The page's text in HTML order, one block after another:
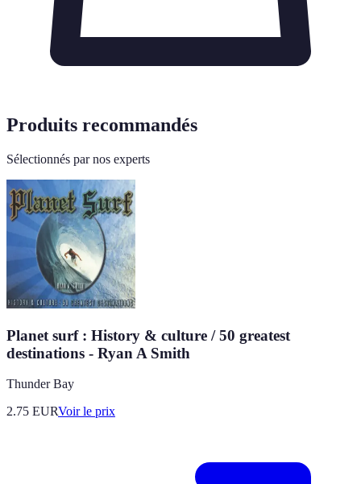
Produits recommandés
Sélectionnés par nos experts
Planet surf : History & culture / 50 greatest
destinations - Ryan A Smith
Thunder Bay
2.75 EURVoir le prix